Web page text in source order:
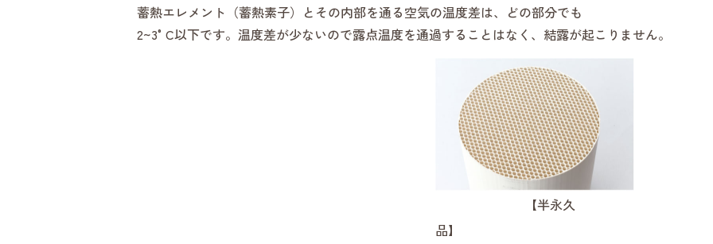
蓄熱エレメント（蓄熱素子）とその内部を通る空気の温度差は、どの部分でも
2~3°C以下です。温度差が少ないので露点温度を通過することはなく、結露が起こりません。
【半永久
品】